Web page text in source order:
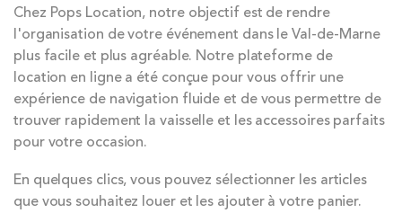
Chez Pops Location, notre objectif est de rendre
l'organisation de votre événement dans le Val-de-Marne
plus facile et plus agréable. Notre plateforme de
location en ligne a été conçue pour vous offrir une
expérience de navigation fluide et de vous permettre de
trouver rapidement la vaisselle et les accessoires parfaits
pour votre occasion.
En quelques clics, vous pouvez sélectionner les articles
que vous souhaitez louer et les ajouter à votre panier.